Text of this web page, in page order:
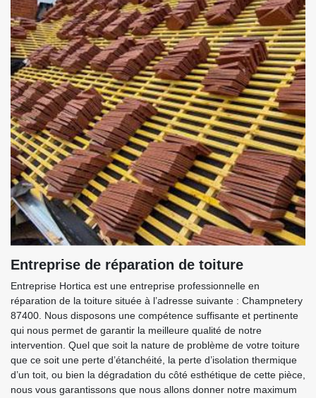
Entreprise de réparation de toiture
Entreprise Hortica est une entreprise professionnelle en
réparation de la toiture située à l’adresse suivante : Champnetery
87400. Nous disposons une compétence suffisante et pertinente
qui nous permet de garantir la meilleure qualité de notre
intervention. Quel que soit la nature de problème de votre toiture
que ce soit une perte d’étanchéité, la perte d’isolation thermique
d’un toit, ou bien la dégradation du côté esthétique de cette pièce,
nous vous garantissons que nous allons donner notre maximum